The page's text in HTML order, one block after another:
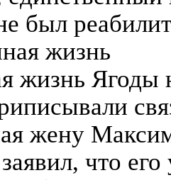
был
жизнь
жизнь Ягоды
жену
что